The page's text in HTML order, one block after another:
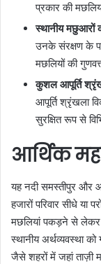
प्रकार की
स्थानीय मछुआरों
उनके संरक्षण के
मछलियों की
कुशल आपूर्ति
आपूर्ति श्रृंखला
सुरक्षित रूप से
आर्थिक
यह नदी समस्तीपुर और
हजारों परिवार सीधे या
मछलियां पकड़ने से लेकर
स्थानीय अर्थव्यवस्था
जैसे शहरों में जहां ताज़ी